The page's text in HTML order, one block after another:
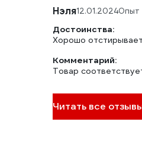
Нэля12.01.2024Опыт
Достоинства:
Хорошо
Комментарий:
Товар
Читать все